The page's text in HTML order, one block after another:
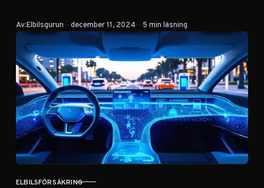
standardkompone
nter och
elbilsspecifika
delar som
batterier,
laddningsutrustnin
g och elektriska
system. Den…
Av:Elbilsgurun Publicerad
december 11, 2024 5 min läsning
ELBILSFÖRSÄKRING